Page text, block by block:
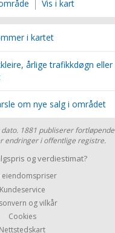
Vis i kart
i kartet
årlige trafikkdøgn eller
om nye salg i området
1881 publiserer fortløpende
endringer i offentlige registre.
og verdiestimat?
eiendomspriser
Kundeservice
og vilkår
Cookies
Nettstedskart